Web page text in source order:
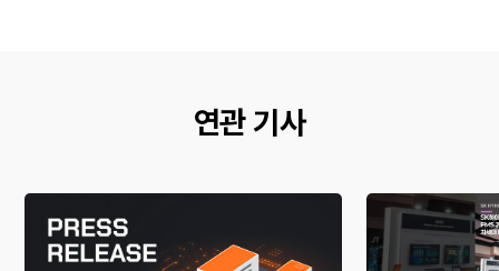
연관 기사